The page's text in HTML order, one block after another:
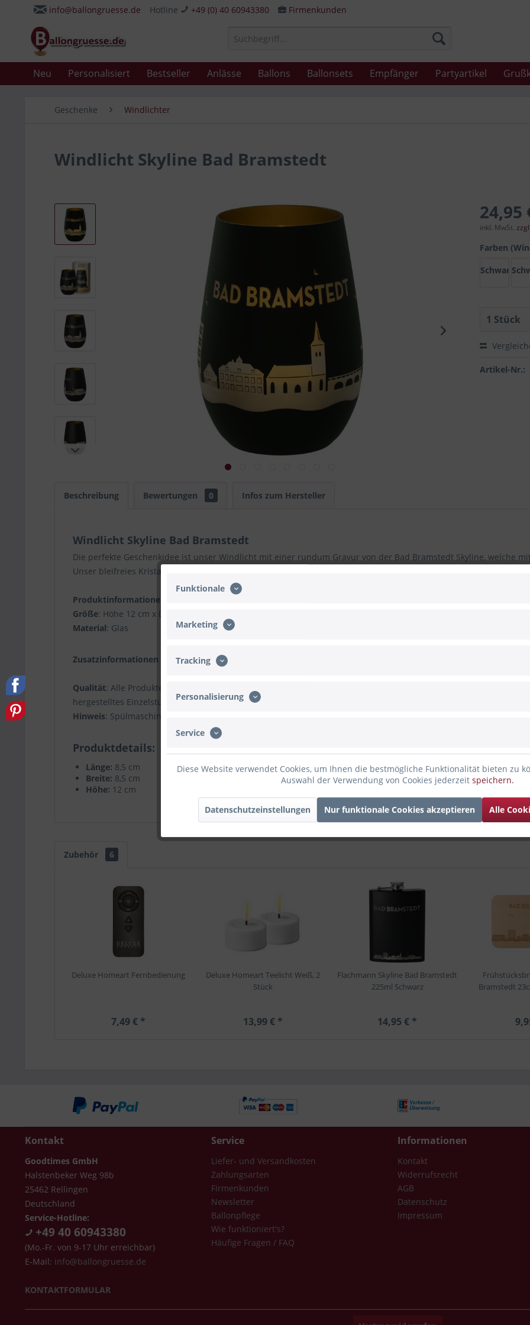
info@ballongruesse.de Hotline +49 (0) 40 60943380 Firmenkunden
Neu Personalisiert Bestseller Anlässe Ballons Ballonsets Empfänger Partyartikel
Geschenke Windlichter
Windlicht Skyline Bad Bramstedt
24,95
inkl. MwSt.
Farben
Schwarz/
Artikel-Nr.:
Beschreibung Bewertungen 0 Infos zum Hersteller
Windlicht Skyline Bad Bramstedt
Die perfekte Geschenkidee ist unser Windlicht mit einer rundum Gravur von der Bad Bramstedt Skyline, welche
Unser bleifreies Kristallglas wird außen mit organischen Farben veredelt. Hinzu kommt noch ein schöner
Produktinformationen
Größe: Höhe 12 cm x Durchmesser 8,5 cm (Volumen 465 ml)
Material: Glas
Zusatzinformationen
Qualität: Alle Produkte werden von uns selbst gestaltet und mit unserem Lasercutter graviert. Es ist kein
hergestelltes Einzelstück.
Hinweis: Spülmaschinenfest und Bruchbeständig, Kerze nicht mitgeliefert
Produktdetails
Länge: 8,5 cm
Breite: 8,5 cm
Höhe: 12 cm
Zubehör 6
Deluxe Homeart Fernbedienung
7,49 € *
Deluxe Homeart Teelicht Weiß, 2
Stück
13,99 € *
Flachmann Skyline Bad Bramstedt
225ml Schwarz
14,95 € *
Bramstedt
Kontakt
Goodtimes GmbH
Halstenbeker Weg 98b
25462 Rellingen
Deutschland
Service-Hotline:
+49 40 60943380
(Mo.-Fr. von 9-17 Uhr erreichbar)
E-Mail: info@ballongruesse.de
KONTAKTFORMULAR
Service
Liefer- und Versandkosten
Zahlungsarten
Firmenkunden
Newsletter
Ballonpflege
Wie funktioniert's?
Häufige Fragen / FAQ
Informationen
Kontakt
Widerrufsrecht
AGB
Datenschutz
Impressum
Funktionale
Marketing
Tracking
Personalisierung
Service
Diese Website verwendet Cookies, um Ihnen die bestmögliche Funktionalität bieten zu
Auswahl der Verwendung von Cookies jederzeit speichern.
Datenschutzeinstellungen Nur funktionale Cookies akzeptieren Alle